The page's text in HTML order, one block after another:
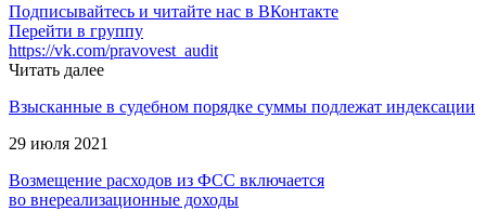
Подписывайтесь и читайте нас в ВКонтакте
Перейти в группу
https://vk.com/pravovest_audit
Читать далее
Взысканные в судебном порядке суммы подлежат индексации
29 июля 2021
Возмещение расходов из ФСС включается
во внереализационные доходы